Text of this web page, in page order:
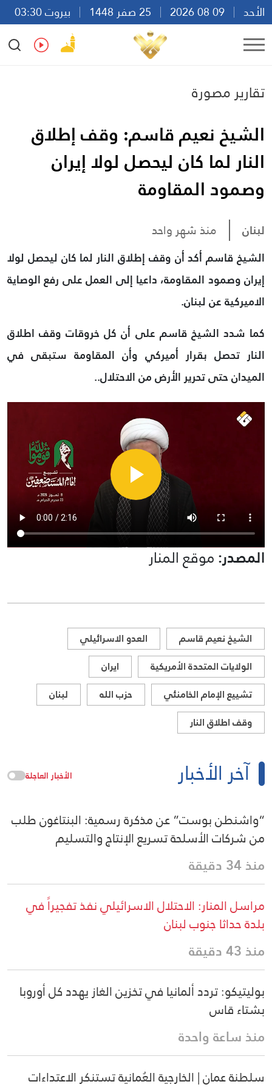
الأحد
بيروت 03:30
Ar
En Fr Es
تقارير مصورة
الشيخ نعيم قاسم: وقف إطلاق
النار لما كان ليحصل لولا إيران
وصمود المقاومة
لبنان منذ شهر واحد
الشيخ قاسم أكد أن وقف إطلاق النار لما كان ليحصل لولا
إيران وصمود المقاومة، داعيا إلى العمل على رفع الوصاية
الاميركية عن لبنان.
كما شدد الشيخ قاسم على أن كل خروقات وقف اطلاق
النار تحصل بقرار أميركي وأن المقاومة ستبقى في
الميدان حتى تحرير الأرض من الاحتلال..
المصدر:موقع المنار
الشيخ نعيم قاسم
العدو الاسرائيلي
الولايات المتحدة الأمريكية
ايران
تشييع الإمام الخامنئي
حزب الله
لبنان
وقف اطلاق النار
آخر الأخبار الأخبار العاجلة
“واشنطن بوست” عن مذكرة رسمية: البنتاغون طلب
من شركات الأسلحة تسريع الإنتاج والتسليم
منذ 34 دقيقة
مراسل المنار: الاحتلال الاسرائيلي نفذ تفجيراً في
بلدة حداثا جنوب لبنان
منذ 43 دقيقة
بوليتيكو: تردد ألمانيا في تخزين الغاز يهدد كل أوروبا
بشتاء قاس
منذ ساعة واحدة
سلطنة عمان | الخارجية العُمانية تستنكر الاعتداءات